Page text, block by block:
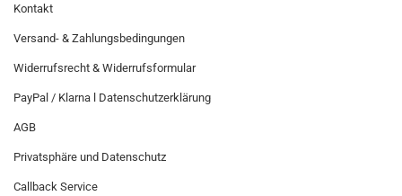
Kontakt
Versand- & Zahlungsbedingungen
Widerrufsrecht & Widerrufsformular
PayPal / Klarna l Datenschutzerklärung
AGB
Privatsphäre und Datenschutz
Callback Service